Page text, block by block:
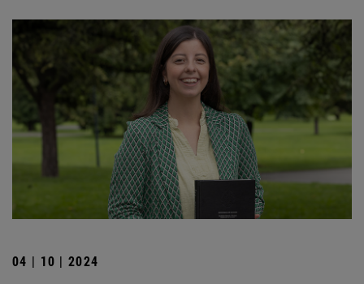
04 | 10 | 2024